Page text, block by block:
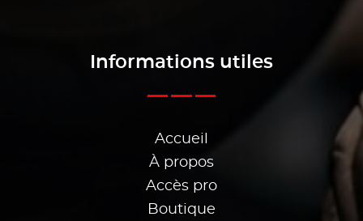
Informations utiles
Accueil
À propos
Accès pro
Boutique